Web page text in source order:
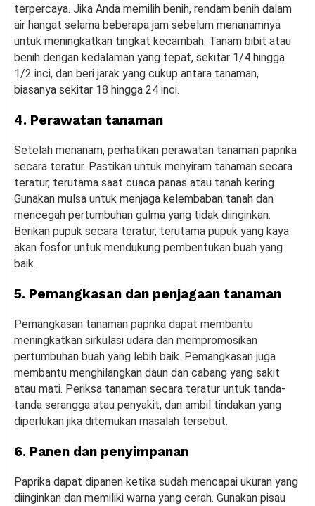
terpercaya. Jika Anda memilih benih, rendam benih dalam
air hangat selama beberapa jam sebelum menanamnya
untuk meningkatkan tingkat kecambah. Tanam bibit atau
benih dengan kedalaman yang tepat, sekitar 1/4 hingga
1/2 inci, dan beri jarak yang cukup antara tanaman,
biasanya sekitar 18 hingga 24 inci.
4. Perawatan tanaman
Setelah menanam, perhatikan perawatan tanaman paprika
secara teratur. Pastikan untuk menyiram tanaman secara
teratur, terutama saat cuaca panas atau tanah kering.
Gunakan mulsa untuk menjaga kelembaban tanah dan
mencegah pertumbuhan gulma yang tidak diinginkan.
Berikan pupuk secara teratur, terutama pupuk yang kaya
akan fosfor untuk mendukung pembentukan buah yang
baik.
5. Pemangkasan dan penjagaan tanaman
Pemangkasan tanaman paprika dapat membantu
meningkatkan sirkulasi udara dan mempromosikan
pertumbuhan buah yang lebih baik. Pemangkasan juga
membantu menghilangkan daun dan cabang yang sakit
atau mati. Periksa tanaman secara teratur untuk tanda-
tanda serangga atau penyakit, dan ambil tindakan yang
diperlukan jika ditemukan masalah tersebut.
6. Panen dan penyimpanan
Paprika dapat dipanen ketika sudah mencapai ukuran yang
diinginkan dan memiliki warna yang cerah. Gunakan pisau